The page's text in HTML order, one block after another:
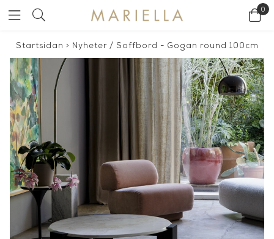
0
Startsidan > Nyheter/ Soffbord - Gogan round 100cm